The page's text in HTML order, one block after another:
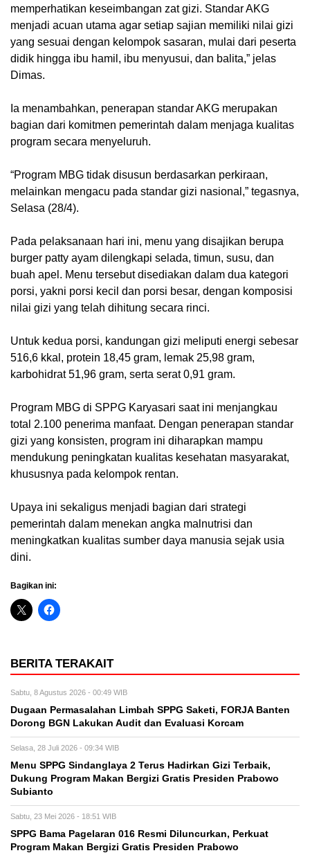
memperhatikan keseimbangan zat gizi. Standar AKG
menjadi acuan utama agar setiap sajian memiliki nilai gizi
yang sesuai dengan kelompok sasaran, mulai dari peserta
didik hingga ibu hamil, ibu menyusui, dan balita,” jelas
Dimas.
Ia menambahkan, penerapan standar AKG merupakan
bagian dari komitmen pemerintah dalam menjaga kualitas
program secara menyeluruh.
“Program MBG tidak disusun berdasarkan perkiraan,
melainkan mengacu pada standar gizi nasional,” tegasnya,
Selasa (28/4).
Pada pelaksanaan hari ini, menu yang disajikan berupa
burger patty ayam dilengkapi selada, timun, susu, dan
buah apel. Menu tersebut disediakan dalam dua kategori
porsi, yakni porsi kecil dan porsi besar, dengan komposisi
nilai gizi yang telah dihitung secara rinci.
Untuk kedua porsi, kandungan gizi meliputi energi sebesar
516,6 kkal, protein 18,45 gram, lemak 25,98 gram,
karbohidrat 51,96 gram, serta serat 0,91 gram.
Program MBG di SPPG Karyasari saat ini menjangkau
total 2.100 penerima manfaat. Dengan penerapan standar
gizi yang konsisten, program ini diharapkan mampu
mendukung peningkatan kualitas kesehatan masyarakat,
khususnya pada kelompok rentan.
Upaya ini sekaligus menjadi bagian dari strategi
pemerintah dalam menekan angka malnutrisi dan
meningkatkan kualitas sumber daya manusia sejak usia
dini.
Bagikan ini:
BERITA TERAKAIT
Sabtu, 8 Agustus 2026 - 00:49 WIB
Dugaan Permasalahan Limbah SPPG Saketi, FORJA Banten
Dorong BGN Lakukan Audit dan Evaluasi Korcam
Selasa, 28 Juli 2026 - 09:34 WIB
Menu SPPG Sindanglaya 2 Terus Hadirkan Gizi Terbaik,
Dukung Program Makan Bergizi Gratis Presiden Prabowo
Subianto
Sabtu, 23 Mei 2026 - 18:51 WIB
SPPG Bama Pagelaran 016 Resmi Diluncurkan, Perkuat
Program Makan Bergizi Gratis Presiden Prabowo